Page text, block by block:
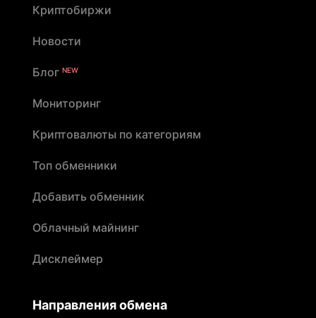
Криптобиржи
Новости
Блог NEW
Мониторинг
Криптовалюты по категориям
Топ обменники
Добавить обменник
Облачный майнинг
Дисклеймер
Направления обмена